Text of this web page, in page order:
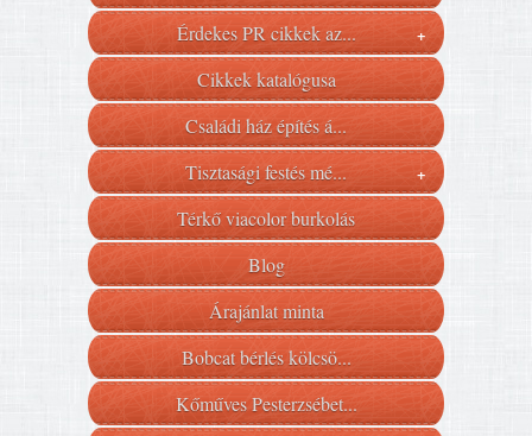
Érdekes PR cikkek az...
+
Cikkek katalógusa
Családi ház építés á...
Tisztasági festés mé...
+
Térkő viacolor burkolás
Blog
Árajánlat minta
Bobcat bérlés kölcsö...
Kőműves Pesterzsébet...